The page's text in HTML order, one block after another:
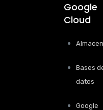
Google
Cloud
Bases
datos
Google